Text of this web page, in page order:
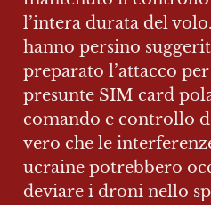
l’intera durata del
hanno persino
preparato l’attacco
presunte SIM card
comando e controllo
vero che le
ucraine potrebbero
deviare i droni nello